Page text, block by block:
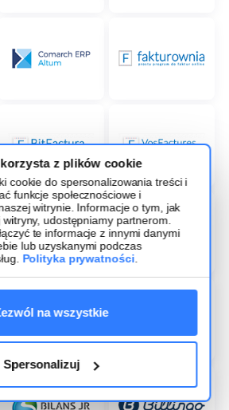
z plików cookie
cookie do spersonalizowania treści i
funkcje społecznościowe i
witrynie. Informacje o tym, jak
udostępniamy partnerom.
te informacje z innymi danymi
lub uzyskanymi podczas
Polityka prywatności.
na wszystkie
Spersonalizuj